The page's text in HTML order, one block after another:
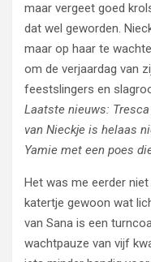
maar vergeet goed
dat wel geworden.
maar op haar te
om de verjaardag van
feestslingers en
Laatste nieuws:
van Nieckje is helaas
Yamie met een poes
Het was me eerder
katertje gewoon wat
van Sana is een
wachtpauze van vijf